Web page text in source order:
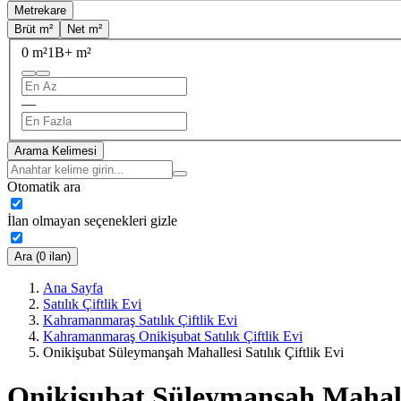
Metrekare
Brüt m²
Net m²
0 m²1B+ m²
—
Arama Kelimesi
Otomatik ara
İlan olmayan seçenekleri gizle
Ara (0 ilan)
Ana Sayfa
Satılık Çiftlik Evi
Kahramanmaraş Satılık Çiftlik Evi
Kahramanmaraş Onikişubat Satılık Çiftlik Evi
Onikişubat Süleymanşah Mahallesi Satılık Çiftlik Evi